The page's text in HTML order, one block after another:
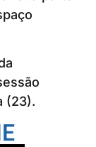
(23).